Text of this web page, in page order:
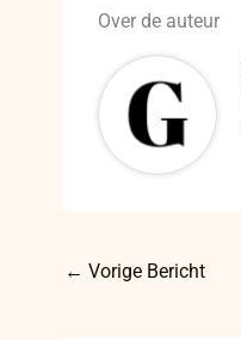
Over de auteur
← Vorige Bericht